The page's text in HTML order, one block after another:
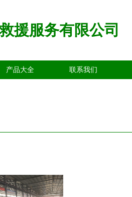
援服务有限公司
产品大全 联系我们